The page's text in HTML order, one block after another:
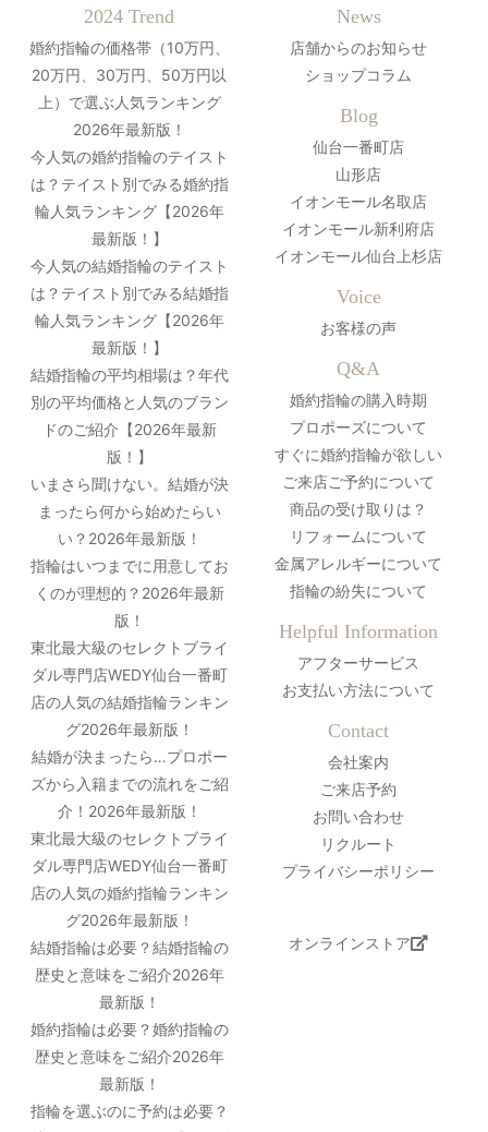
2024 Trend
婚約指輪の価格帯（10万円、
20万円、30万円、50万円以
上）で選ぶ人気ランキング
2026年最新版！
今人気の婚約指輪のテイスト
は？テイスト別でみる婚約指
輪人気ランキング【2026年
最新版！】
今人気の結婚指輪のテイスト
は？テイスト別でみる結婚指
輪人気ランキング【2026年
最新版！】
結婚指輪の平均相場は？年代
別の平均価格と人気のブラン
ドのご紹介【2026年最新
版！】
いまさら聞けない。結婚が決
まったら何から始めたらい
い？2026年最新版！
指輪はいつまでに用意してお
くのが理想的？2026年最新
版！
東北最大級のセレクトブライ
ダル専門店WEDY仙台一番町
店の人気の結婚指輪ランキン
グ2026年最新版！
結婚が決まったら…プロポー
ズから入籍までの流れをご紹
介！2026年最新版！
東北最大級のセレクトブライ
ダル専門店WEDY仙台一番町
店の人気の婚約指輪ランキン
グ2026年最新版！
結婚指輪は必要？結婚指輪の
歴史と意味をご紹介2026年
最新版！
婚約指輪は必要？婚約指輪の
歴史と意味をご紹介2026年
最新版！
指輪を選ぶのに予約は必要？
News
店舗からのお知らせ
ショップコラム
Blog
仙台一番町店
山形店
イオンモール名取店
イオンモール新利府店
イオンモール仙台上杉店
Voice
お客様の声
Q&A
婚約指輪の購入時期
プロポーズについて
すぐに婚約指輪が欲しい
ご来店ご予約について
商品の受け取りは？
リフォームについて
金属アレルギーについて
指輪の紛失について
Helpful Information
アフターサービス
お支払い方法について
Contact
会社案内
ご来店予約
お問い合わせ
リクルート
プライバシーポリシー
オンラインストア